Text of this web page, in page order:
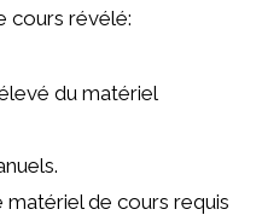
cours révélé:
du matériel
matériel de cours requis